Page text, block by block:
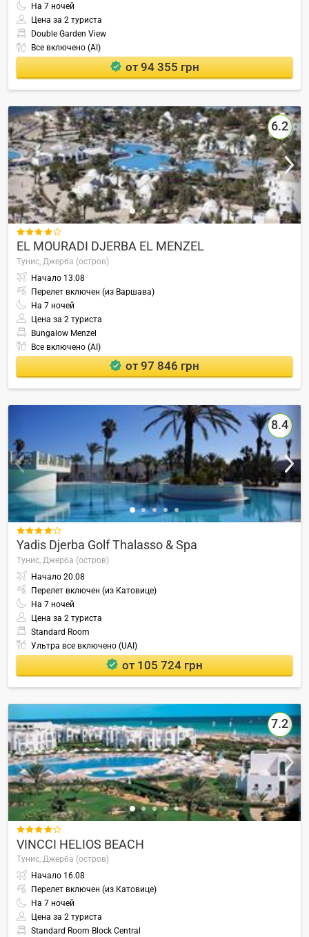
На 7 ночей
Цена за 2 туриста
Double Garden View
Все включено (AI)
от 94 355 грн
6.2

EL MOURADI DJERBA EL MENZEL
Тунис, Джерба (остров)
Начало 13.08
Перелет включен (из Варшава)
На 7 ночей
Цена за 2 туриста
Bungalow Menzel
Все включено (AI)
от 97 846 грн
8.4

Yadis Djerba Golf Thalasso & Spa
Тунис, Джерба (остров)
Начало 20.08
Перелет включен (из Катовице)
На 7 ночей
Цена за 2 туриста
Standard Room
Ультра все включено (UAI)
от 105 724 грн
7.2

VINCCI HELIOS BEACH
Тунис, Джерба (остров)
Начало 16.08
Перелет включен (из Катовице)
На 7 ночей
Цена за 2 туриста
Standard Room Block Central